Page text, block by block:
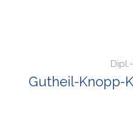
Gutheil-Knopp-